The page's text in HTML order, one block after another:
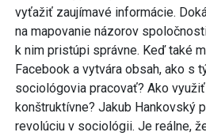
vyťažiť zaujímavé informácie.
na mapovanie názorov
k nim pristúpi správne. Keď také
Facebook a vytvára obsah, ako s
sociológovia pracovať? Ako
konštruktívne? Jakub Hankovský
revolúciu v sociológii. Je reálne,